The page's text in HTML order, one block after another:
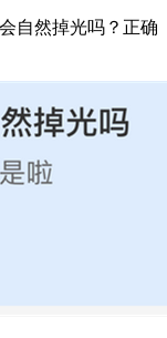
自然掉光吗？正确